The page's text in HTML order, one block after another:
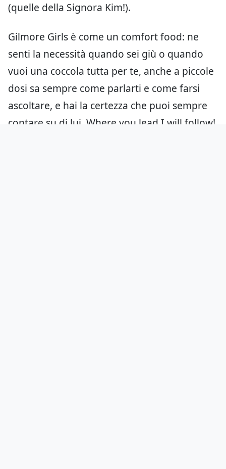
(quelle della Signora Kim!).
Gilmore Girls è come un comfort food: ne
senti la necessità quando sei giù o quando
vuoi una coccola tutta per te, anche a piccole
dosi sa sempre come parlarti e come farsi
ascoltare, e hai la certezza che puoi sempre
contare su di lui. Where you lead I will follow!